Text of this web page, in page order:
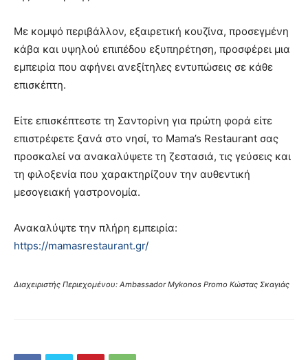
Με κομψό περιβάλλον, εξαιρετική κουζίνα, προσεγμένη
κάβα και υψηλού επιπέδου εξυπηρέτηση, προσφέρει μια
εμπειρία που αφήνει ανεξίτηλες εντυπώσεις σε κάθε
επισκέπτη.
Είτε επισκέπτεστε τη Σαντορίνη για πρώτη φορά είτε
επιστρέφετε ξανά στο νησί, το Mama’s Restaurant σας
προσκαλεί να ανακαλύψετε τη ζεστασιά, τις γεύσεις και
τη φιλοξενία που χαρακτηρίζουν την αυθεντική
μεσογειακή γαστρονομία.
Ανακαλύψτε την πλήρη εμπειρία:
https://mamasrestaurant.gr/
Διαχειριστής Περιεχομένου: Ambassador Mykonos Promo Κώστας Σκαγιάς